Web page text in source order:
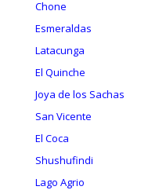
Chone
Esmeraldas
Latacunga
El Quinche
Joya de los Sachas
San Vicente
El Coca
Shushufindi
Lago Agrio